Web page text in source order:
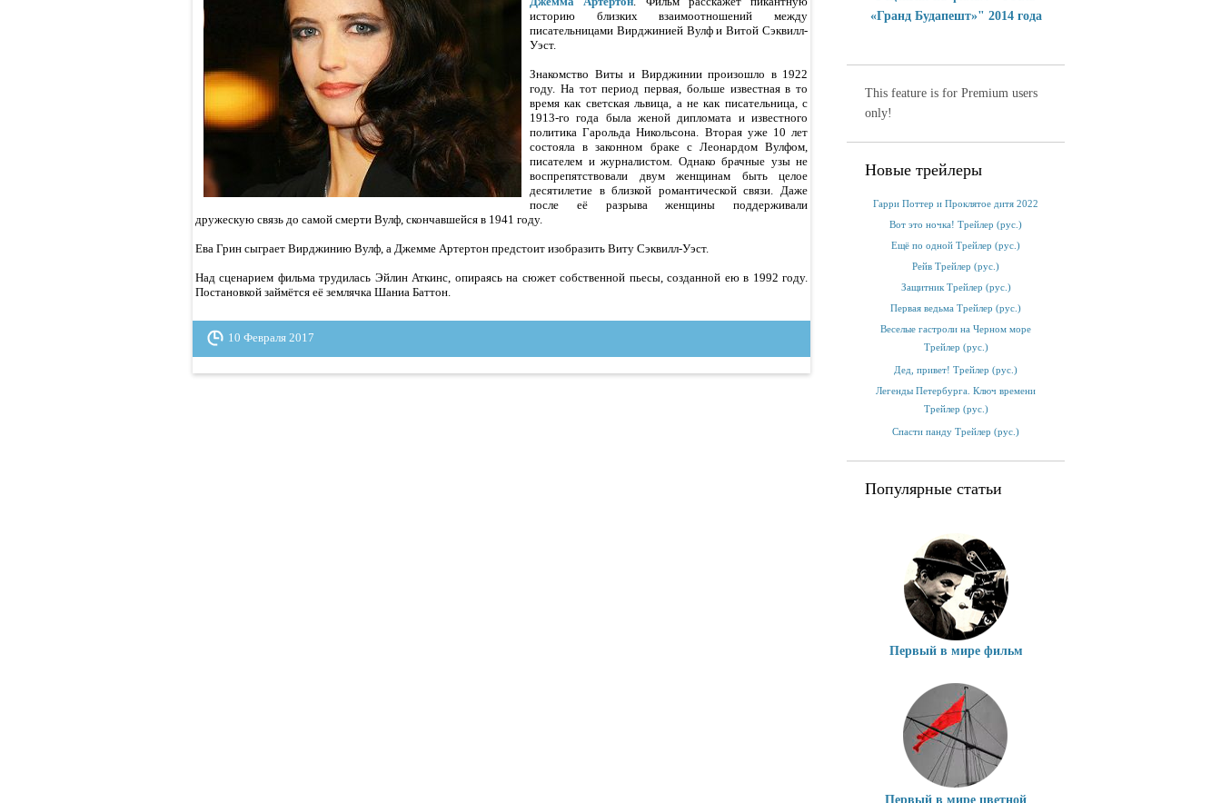
историю близких взаимоотношений между
писательницами Вирджинией Вулф и Витой Сэквилл-
Уэст.
Знакомство Виты и Вирджинии произошло в 1922
году. На тот период первая, больше известная в то
время как светская львица, а не как писательница, с
1913-го года была женой дипломата и известного
политика Гарольда Никольсона. Вторая уже 10 лет
состояла в законном браке с Леонардом Вулфом,
писателем и журналистом. Однако брачные узы не
воспрепятствовали двум женщинам быть целое
десятилетие в близкой романтической связи. Даже
после её разрыва женщины поддерживали
дружескую связь до самой смерти Вулф, скончавшейся в 1941 году.
Ева Грин сыграет Вирджинию Вулф, а Джемме Артертон предстоит изобразить Виту Сэквилл-Уэст.
Над сценарием фильма трудилась Эйлин Аткинс, опираясь на сюжет собственной пьесы, созданной ею в 1992 году.
Постановкой займётся её землячка Шаниа Баттон.
10 Февраля 2017
«Гранд Будапешт»" 2014 года
This feature is for Premium users
only!
Новые трейлеры
Гарри Поттер и Проклятое дитя 2022
Вот это ночка! Трейлер (рус.)
Ещё по одной Трейлер (рус.)
Рейв Трейлер (рус.)
Защитник Трейлер (рус.)
Первая ведьма Трейлер (рус.)
Веселые гастроли на Черном море
Трейлер (рус.)
Дед, привет! Трейлер (рус.)
Легенды Петербурга. Ключ времени
Трейлер (рус.)
Спасти панду Трейлер (рус.)
Популярные статьи
Первый в мире фильм
Первый в мире цветной